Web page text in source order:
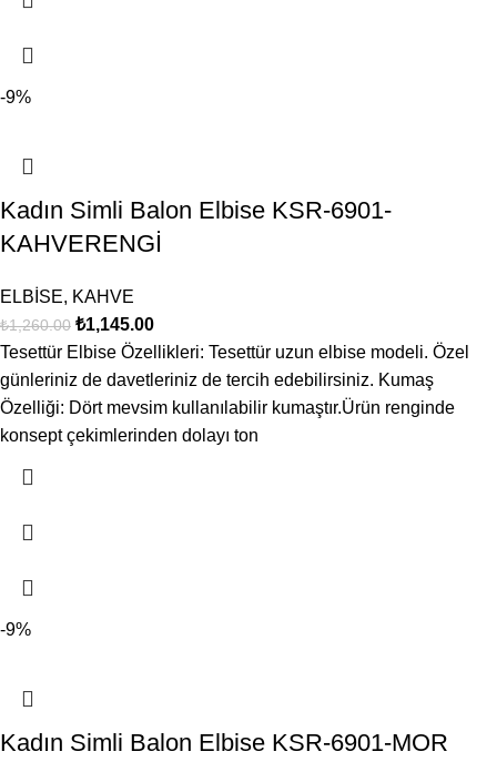
-9%
Kadın Simli Balon Elbise KSR-6901-
KAHVERENGİ
ELBİSE, KAHVE
₺1,260.00 ₺1,145.00
Tesettür Elbise Özellikleri: Tesettür uzun elbise modeli. Özel
günleriniz de davetleriniz de tercih edebilirsiniz. Kumaş
Özelliği: Dört mevsim kullanılabilir kumaştır.Ürün renginde
konsept çekimlerinden dolayı ton
-9%
Kadın Simli Balon Elbise KSR-6901-MOR